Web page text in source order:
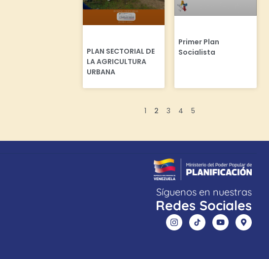
PLAN SECTORIAL DE
LA AGRICULTURA
URBANA
Primer Plan
Socialista
1 2 3 4 5
Síguenos en nuestras
Redes Sociales